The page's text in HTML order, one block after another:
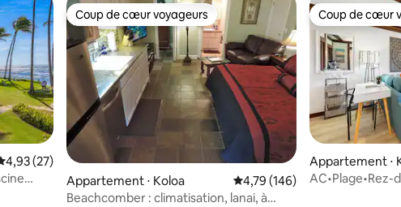
moyenne sur la base de 27 commentaires : 4,93 sur 5
4,93 (27)
Coup de cœur voyageurs
Coup de cœur voyageurs
Appartement ⋅ Koloa Évaluation moyenne sur la
4,79 (146)
Beachcomber : climatisation, lanai, à
Coup de cœur
Coup de cœur
Appartement ⋅
AC•Plage•Rez-